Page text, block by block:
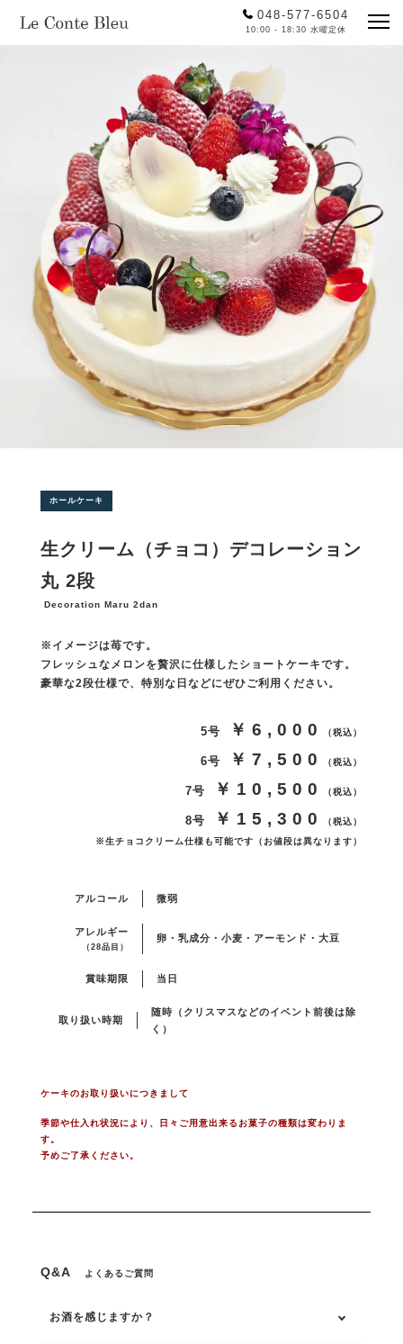
048-577-6504
10:00 - 18:30 水曜定休
ホールケーキ
生クリーム（チョコ）デコレーション
丸 2段
Decoration Maru 2dan
※イメージは苺です。
フレッシュなメロンを贅沢に仕様したショートケーキです。
豪華な2段仕様で、特別な日などにぜひご利用ください。
5号 ￥6,000 （税込）
6号 ￥7,500 （税込）
7号 ￥10,500 （税込）
8号 ￥15,300
（税込）
※生チョコクリーム仕様も可能です（お値段は異なります）
アルコール 微弱
アレルギー
（28品目）
卵・乳成分・小麦・アーモンド・大豆
賞味期限 当日
取り扱い時期
随時（クリスマスなどのイベント前後は除
く）
ケーキのお取り扱いにつきまして
季節や仕入れ状況により、日々ご用意出来るお菓子の種類は変わりま
す。
予めご了承ください。
Q&A よくあるご質問
お酒を感じますか？